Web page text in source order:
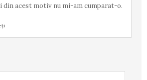
din acest motiv nu mi-am cumparat-o.